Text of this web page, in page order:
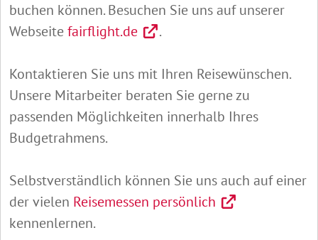
buchen können. Besuchen Sie uns auf unserer
Webseitefairflight.de .
Kontaktieren Sie uns mit Ihren Reisewünschen.
Unsere Mitarbeiter beraten Sie gerne zu
passenden Möglichkeiten innerhalb Ihres
Budgetrahmens.
Selbstverständlich können Sie uns auch auf einer
der vielen Reisemessen persönlich
kennenlernen.